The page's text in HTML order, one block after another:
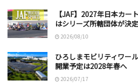
【JAF】2027年日本カ
はシリーズ所轄団体が決定
2026/08/10
ひろしまモビリティワー
開業予定は2028年春へ
2026/07/17